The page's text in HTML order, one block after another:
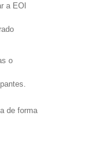
a EOI
o
de forma